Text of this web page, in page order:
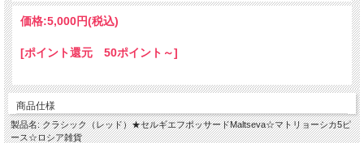
価格:5,000円(税込)
[ポイント還元 50ポイント～]
商品仕様
製品名: クラシック（レッド）★セルギエフポッサードMaltseva☆マトリョーシカ5ピ
ース☆ロシア雑貨